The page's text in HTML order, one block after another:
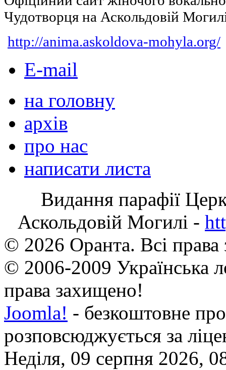
Чудотворця на Аскольдовій
http://anima.askoldova-mohyla.org/
E-mail
на головну
архів
про нас
написати листа
Видання парафії
Аскольдовій Могилі -
© 2026 Оранта. Всі
© 2006-2009 Українська
права захищено!
Joomla! - безкоштовне
розповсюджується за
Неділя, 09 серпня 2026,